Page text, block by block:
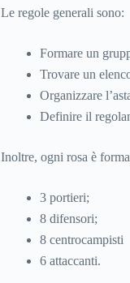
Le regole generali sono:
Formare un
Trovare un
Organizzare
Definire il
Inoltre, ogni rosa è
3 portieri;
8 difensori;
8 centrocampisti
6 attaccanti.